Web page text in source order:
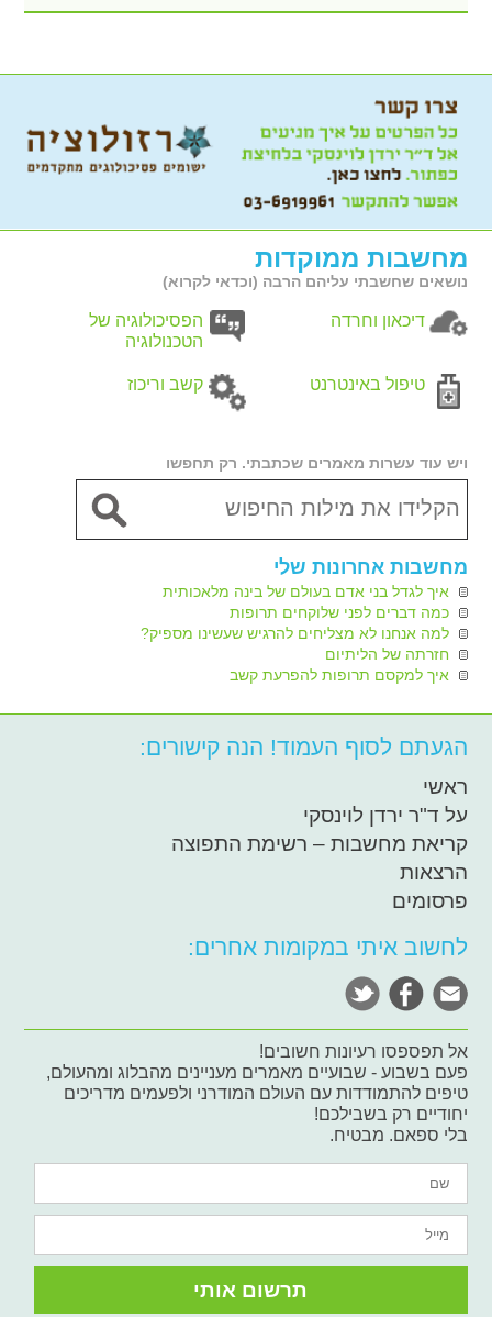
מחשבות ממוקדות
נושאים שחשבתי עליהם הרבה (וכדאי לקרוא)
דיכאון וחרדה
הפסיכולוגיה של
הטכנולוגיה
טיפול באינטרנט קשב וריכוז
ויש עוד עשרות מאמרים שכתבתי. רק תחפשו
מחשבות אחרונות שלי
איך לגדל בני אדם בעולם של בינה מלאכותית
כמה דברים לפני שלוקחים תרופות
למה אנחנו לא מצליחים להרגיש שעשינו מספיק?
חזרתה של הליתיום
איך למקסם תרופות להפרעת קשב
הגעתם לסוף העמוד! הנה קישורים:
ראשי
על ד"ר ירדן לוינסקי
קריאת מחשבות – רשימת התפוצה
הרצאות
פרסומים
לחשוב איתי במקומות אחרים:
אל תפספסו רעיונות חשובים!
פעם בשבוע - שבועיים מאמרים מעניינים מהבלוג ומהעולם,
טיפים להתמודדות עם העולם המודרני ולפעמים מדריכים
יחודיים רק בשבילכם!
בלי ספאם. מבטיח.